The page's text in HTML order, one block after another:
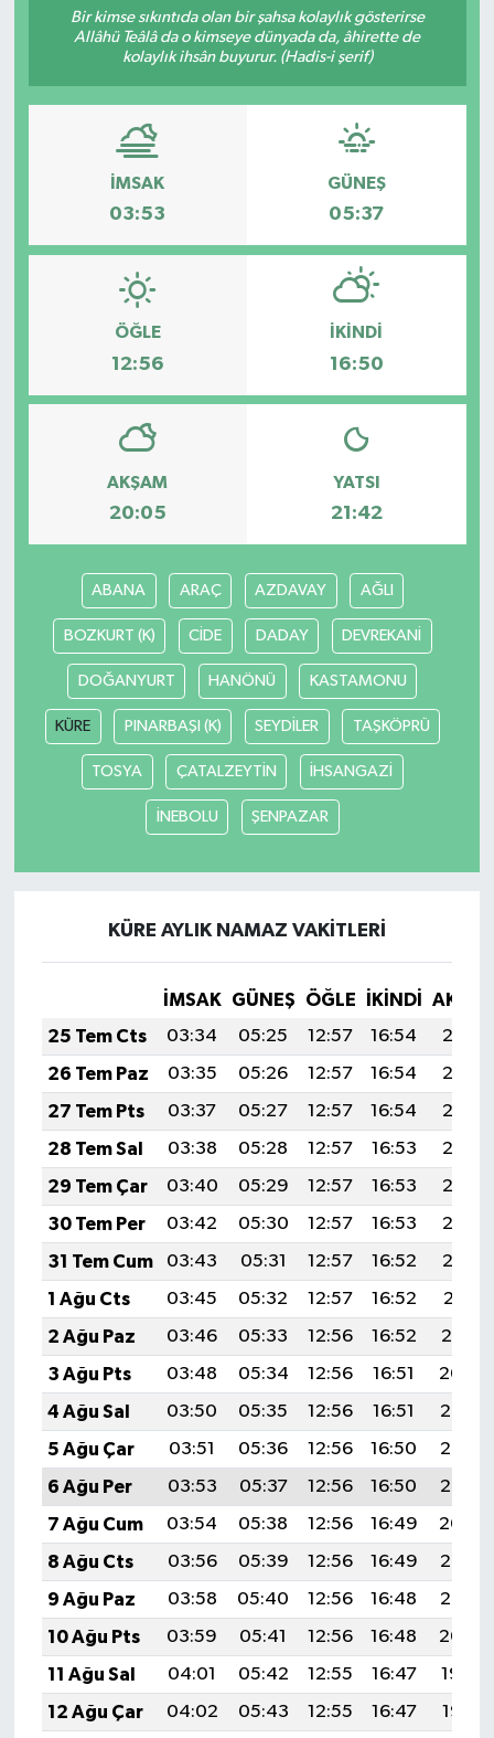
Bir kimse sıkıntıda olan bir şahsa kolaylık gösterirse
Allâhü Teâlâ da o kimseye dünyada da, âhirette de
kolaylık ihsân buyurur. (Hadis-i şerif)
İMSAK
03:53
GÜNEŞ
05:37
ÖĞLE
12:56
İKINDI
16:50
AKŞAM
20:05
YATSI
21:42
ABANA ARAÇ AZDAVAY AĞLI
BOZKURT (K) CİDE DADAY DEVREKANİ
DOĞANYURT HANÖNÜ KASTAMONU
KÜRE PINARBAŞI (K) SEYDİLER TAŞKÖPRÜ
TOSYA ÇATALZEYTİN İHSANGAZİ
İNEBOLU ŞENPAZAR
KÜRE AYLIK NAMAZ VAKITLERI
İMSAK GÜNEŞ ÖĞLE İKINDI
25 Tem Cts
03:34 05:25 12:57 16:54
20:18
26 Tem Paz
03:35 05:26 12:57 16:54
20:17
27 Tem Pts
03:37 05:27 12:57 16:54
20:17
28 Tem Sal
03:38 05:28 12:57 16:53
20:16
29 Tem Çar
03:40 05:29 12:57 16:53
20:15
30 Tem Per
03:42 05:30 12:57 16:53
20:13
31 Tem Cum
03:43 05:31 12:57 16:52
20:12
1 Ağu Cts
03:45 05:32 12:57 16:52
20:11
2 Ağu Paz
03:46 05:33 12:56 16:52
20:10
3 Ağu Pts
03:48 05:34 12:56 16:51
20:09
4 Ağu Sal
03:50 05:35 12:56 16:51
20:08
5 Ağu Çar
03:51 05:36 12:56 16:50
20:07
6 Ağu Per
03:53 05:37 12:56 16:50
20:05
7 Ağu Cum
03:54 05:38 12:56 16:49
20:04
8 Ağu Cts
03:56 05:39 12:56 16:49
20:03
9 Ağu Paz
03:58 05:40 12:56 16:48
20:02
10 Ağu Pts
03:59 05:41 12:56 16:48
20:00
11 Ağu Sal
04:01 05:42 12:55 16:47
19:59
12 Ağu Çar
04:02 05:43 12:55 16:47
19:58